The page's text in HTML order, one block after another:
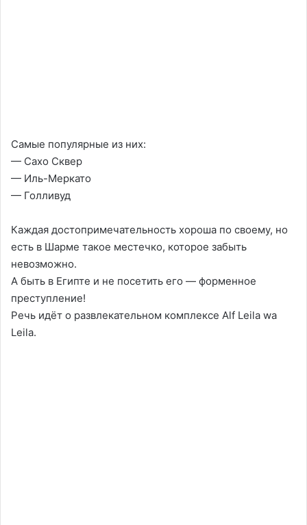
Самые популярные из них:
— Сахо Сквер
— Иль-Меркато
— Голливуд
Каждая достопримечательность хороша по своему, но
есть в Шарме такое местечко, которое забыть
невозможно.
А быть в Египте и не посетить его — форменное
преступление!
Речь идёт о развлекательном комплексе Alf Leila wa
Leila.